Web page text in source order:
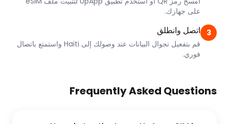
على جهازك.
3 اتصل وانطلق
قم بتفعيل تجوال البيانات عند وصولك إلى Haiti واستمتع باتصال
فوري.
Frequently Asked Questions